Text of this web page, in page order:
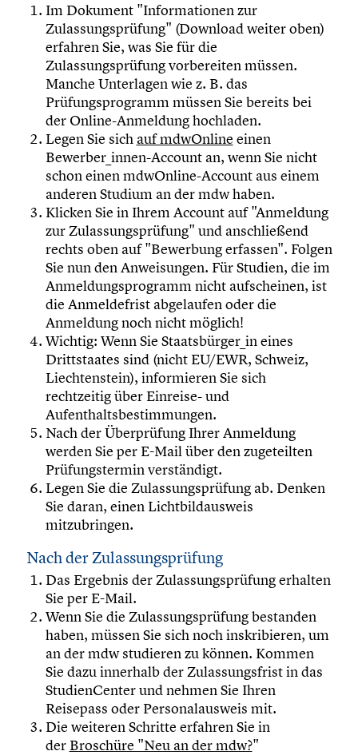
Im Dokument "Informationen zur
Zulassungsprüfung" (Download weiter oben)
erfahren Sie, was Sie für die
Zulassungsprüfung vorbereiten müssen.
Manche Unterlagen wie z. B. das
Prüfungsprogramm müssen Sie bereits bei
der Online-Anmeldung hochladen.
Legen Sie sich auf mdwOnline einen
Bewerber_innen-Account an, wenn Sie nicht
schon einen mdwOnline-Account aus einem
anderen Studium an der mdw haben.
Klicken Sie in Ihrem Account auf "Anmeldung
zur Zulassungsprüfung" und anschließend
rechts oben auf "Bewerbung erfassen". Folgen
Sie nun den Anweisungen. Für Studien, die im
Anmeldungsprogramm nicht aufscheinen, ist
die Anmeldefrist abgelaufen oder die
Anmeldung noch nicht möglich!
Wichtig: Wenn Sie Staatsbürger_in eines
Drittstaates sind (nicht EU/EWR, Schweiz,
Liechtenstein), informieren Sie sich
rechtzeitig über Einreise- und
Aufenthaltsbestimmungen.
Nach der Überprüfung Ihrer Anmeldung
werden Sie per E-Mail über den zugeteilten
Prüfungstermin verständigt.
Legen Sie die Zulassungsprüfung ab. Denken
Sie daran, einen Lichtbildausweis
mitzubringen.
Nach der Zulassungsprüfung
Das Ergebnis der Zulassungsprüfung erhalten
Sie per E-Mail.
Wenn Sie die Zulassungsprüfung bestanden
haben, müssen Sie sich noch inskribieren, um
an der mdw studieren zu können. Kommen
Sie dazu innerhalb der Zulassungsfrist in das
StudienCenter und nehmen Sie Ihren
Reisepass oder Personalausweis mit.
Die weiteren Schritte erfahren Sie in
der Broschüre "Neu an der mdw?"